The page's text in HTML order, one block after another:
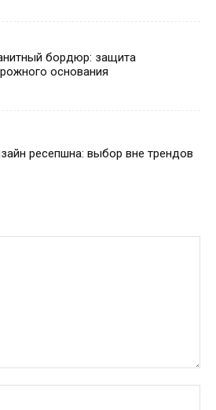
бордюр: защита
основания
ресепшна: выбор вне трендов